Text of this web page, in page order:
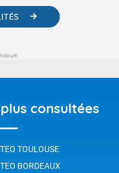
consultées
TOULOUSE
BORDEAUX